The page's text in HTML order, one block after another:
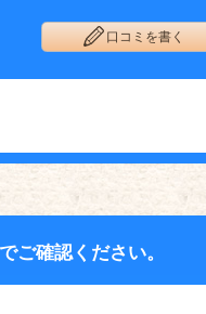
口コミを書く
ご確認ください。